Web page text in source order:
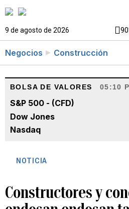
9 de agosto de 2026
Negocios Construcción
BOLSA DE VALORES 05:10
S&P 500 - (CFD)
Dow Jones
Nasdaq
NOTICIA
Constructores y